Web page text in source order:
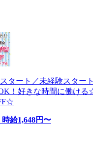
タート／未経験スター
！好きな時間に働け
時給1,648円〜